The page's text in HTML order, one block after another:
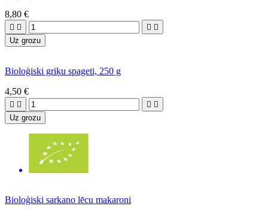
8,80 €
   
Uz grozu
Bioloģiski griķu spageti, 250 g
4,50 €
   
Uz grozu
Bioloģiski sarkano lēcu makaroni